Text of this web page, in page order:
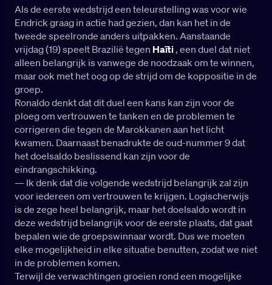
Als de eerste wedstrijd een teleurstelling was voor wie
Endrick graag in actie had gezien, dan kan het in de
tweede speelronde anders uitpakken. Aanstaande
vrijdag (19) speelt Brazilië tegen Haïti, een duel dat niet
alleen belangrijk is vanwege de noodzaak om te winnen,
maar ook met het oog op de strijd om de koppositie in de
groep.
Ronaldo denkt dat dit duel een kans kan zijn voor de
ploeg om vertrouwen te tanken en de problemen te
corrigeren die tegen de Marokkanen aan het licht
kwamen. Daarnaast benadrukte de oud-nummer 9 dat
het doelsaldo beslissend kan zijn voor de
eindrangschikking.
— Ik denk dat die volgende wedstrijd belangrijk zal zijn
voor iedereen om vertrouwen te krijgen. Logischerwijs
is de zege heel belangrijk, maar het doelsaldo wordt in
deze wedstrijd belangrijk voor de eerste plaats, dat gaat
bepalen wie de groepswinnaar wordt. Dus we moeten
elke mogelijkheid in elke situatie benutten, zodat we niet
in de problemen komen.
Terwijl de verwachtingen groeien rond een mogelijke